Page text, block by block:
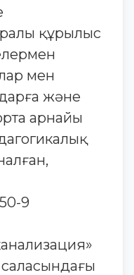
құрылыс
мен
және
арнайы
9